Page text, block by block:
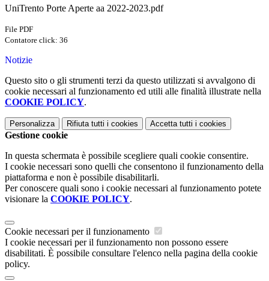
UniTrento Porte Aperte aa 2022-2023.pdf
File PDF
Contatore click: 36
Notizie
Questo sito o gli strumenti terzi da questo utilizzati si avvalgono di
cookie necessari al funzionamento ed utili alle finalità illustrate nella
COOKIE POLICY.
Personalizza Rifiuta tutti i cookies Accetta tutti i cookies
Gestione cookie
In questa schermata è possibile scegliere quali cookie consentire.
I cookie necessari sono quelli che consentono il funzionamento della
piattaforma e non è possibile disabilitarli.
Per conoscere quali sono i cookie necessari al funzionamento potete
visionare la COOKIE POLICY.
Cookie necessari per il funzionamento
I cookie necessari per il funzionamento non possono essere
disabilitati. È possibile consultare l'elenco nella pagina della cookie
policy.